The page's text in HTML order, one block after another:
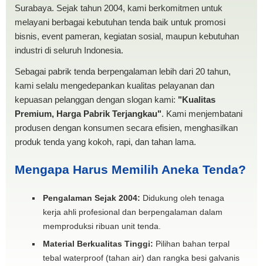
Surabaya. Sejak tahun 2004, kami berkomitmen untuk
melayani berbagai kebutuhan tenda baik untuk promosi
bisnis, event pameran, kegiatan sosial, maupun kebutuhan
industri di seluruh Indonesia.
Sebagai pabrik tenda berpengalaman lebih dari 20 tahun,
kami selalu mengedepankan kualitas pelayanan dan
kepuasan pelanggan dengan slogan kami: "Kualitas
Premium, Harga Pabrik Terjangkau". Kami menjembatani
produsen dengan konsumen secara efisien, menghasilkan
produk tenda yang kokoh, rapi, dan tahan lama.
Mengapa Harus Memilih Aneka Tenda?
Pengalaman Sejak 2004: Didukung oleh tenaga
kerja ahli profesional dan berpengalaman dalam
memproduksi ribuan unit tenda.
Material Berkualitas Tinggi: Pilihan bahan terpal
tebal waterproof (tahan air) dan rangka besi galvanis